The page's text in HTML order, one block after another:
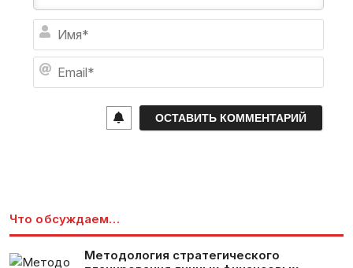
я
Что обсуждаем…
Методология стратегического